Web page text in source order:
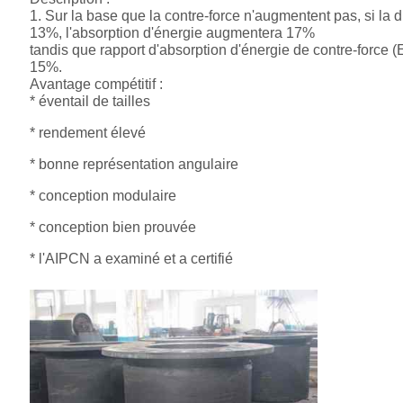
1. Sur la base que la contre-force n'augmentent pas, si la
13%, l'absorption d'énergie augmentera 17%
tandis que rapport d'absorption d'énergie de contre-force
15%.
Avantage compétitif :
* éventail de tailles
* rendement élevé
* bonne représentation angulaire
* conception modulaire
* conception bien prouvée
* l'AIPCN a examiné et a certifié